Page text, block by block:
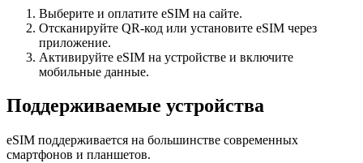
Выберите и оплатите eSIM на сайте.
Отсканируйте QR-код или установите eSIM через
приложение.
Активируйте eSIM на устройстве и включите
мобильные данные.
Поддерживаемые устройства
eSIM поддерживается на большинстве современных
смартфонов и планшетов.